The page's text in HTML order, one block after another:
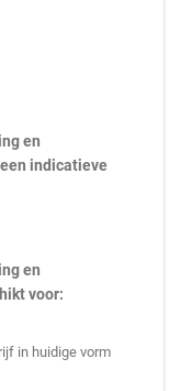
en
indicatieve
en
voor:
in huidige vorm